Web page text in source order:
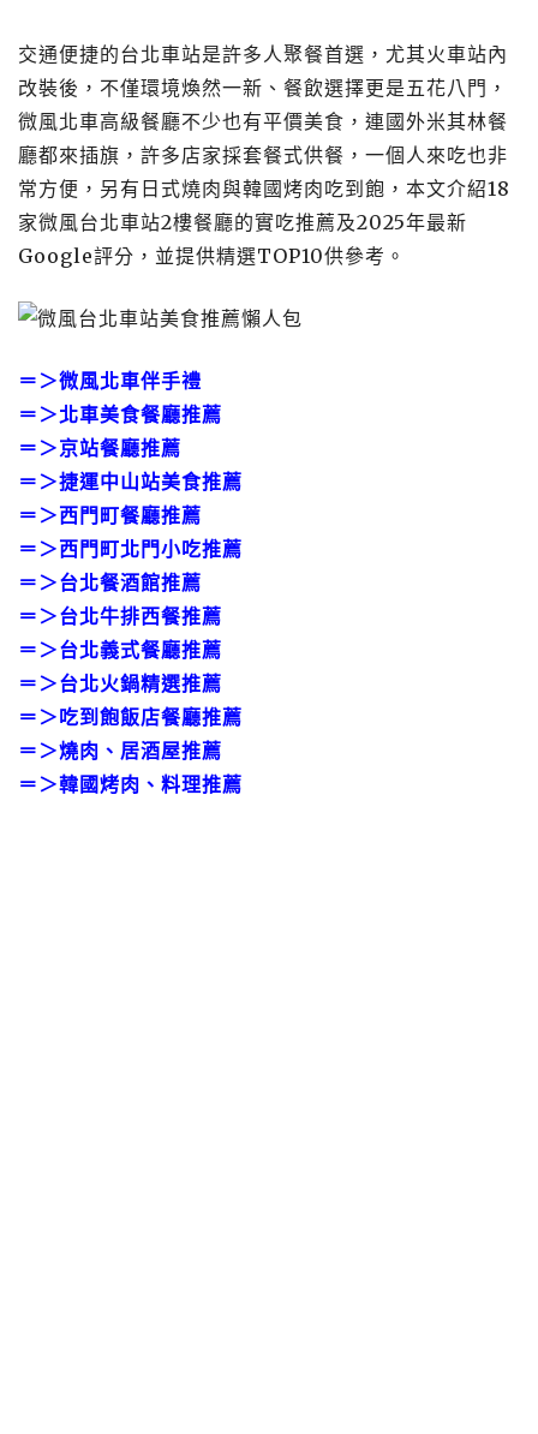
交通便捷的台北車站是許多人聚餐首選，尤其火車站內
改裝後，不僅環境煥然一新、餐飲選擇更是五花八門，
微風北車高級餐廳不少也有平價美食，連國外米其林餐
廳都來插旗，許多店家採套餐式供餐，一個人來吃也非
常方便，另有日式燒肉與韓國烤肉吃到飽，本文介紹18
家微風台北車站2樓餐廳的實吃推薦及2025年最新
Google評分，並提供精選TOP10供參考。
＝＞微風北車伴手禮
＝＞北車美食餐廳推薦
＝＞京站餐廳推薦
＝＞捷運中山站美食推薦
＝＞西門町餐廳推薦
＝＞西門町北門小吃推薦
＝＞台北餐酒館推薦
＝＞台北牛排西餐推薦
＝＞台北義式餐廳推薦
＝＞台北火鍋精選推薦
＝＞吃到飽飯店餐廳推薦
＝＞燒肉、居酒屋推薦
＝＞韓國烤肉、料理推薦